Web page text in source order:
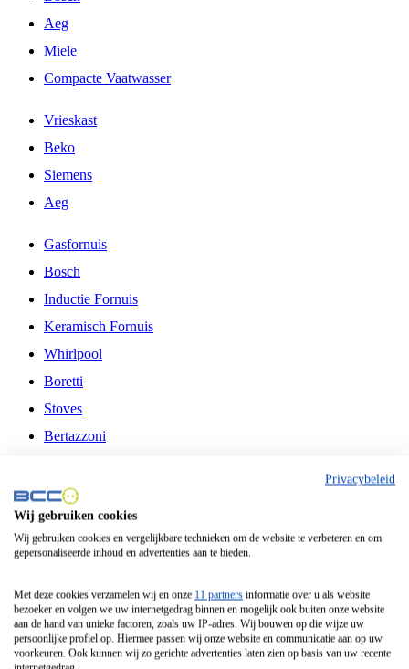
Aeg
Miele
Compacte Vaatwasser
Vrieskast
Beko
Siemens
Aeg
Gasfornuis
Bosch
Inductie Fornuis
Keramisch Fornuis
Whirlpool
Boretti
Stoves
Bertazzoni
Fitelli
Airfryer
Frituurpan
Contactgrill
Broodbakmachine
Broodrooster
Privacybeleid
Wij gebruiken cookies
Wij gebruiken cookies en vergelijkbare technieken om de website te verbeteren en om
gepersonaliseerde inhoud en advertenties aan te bieden.
Met deze cookies verzamelen wij en onze 11 partners informatie over u als website
bezoeker en volgen we uw internetgedrag binnen en mogelijk ook buiten onze website
aan de hand van unieke factoren, zoals uw IP-adres. Wij bouwen op die wijze uw
persoonlijke profiel op. Hiermee passen wij onze website en communicatie aan op uw
voorkeuren. Ook kunnen wij zo gerichte advertenties laten zien op basis van uw recente